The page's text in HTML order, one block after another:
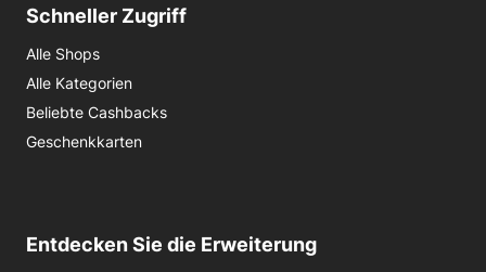
Schneller Zugriff
Alle Shops
Alle Kategorien
Beliebte Cashbacks
Geschenkkarten
Entdecken Sie die Erweiterung